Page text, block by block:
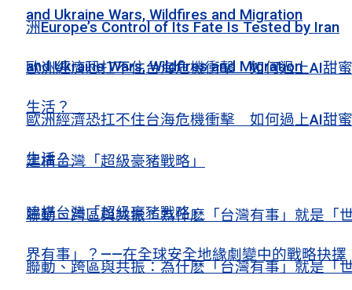
and Ukraine Wars, Wildfires and Migration
歐洲經濟恐扛不住台海危機衝擊 如何過上AI甜蜜
生活？
建構台灣「超級豪豬戰略」
聯動、跨區與共振：為什麽「台灣有事」就是「
界有事」？——在全球安全地緣劇變中的戰略抉擇
洲Europe’s Control of Its Fate Is Tested by Iran
and Ukraine Wars, Wildfires and Migration
歐洲經濟恐扛不住台海危機衝擊 如何過上AI甜蜜
生活？
建構台灣「超級豪豬戰略」
聯動、跨區與共振：為什麽「台灣有事」就是「